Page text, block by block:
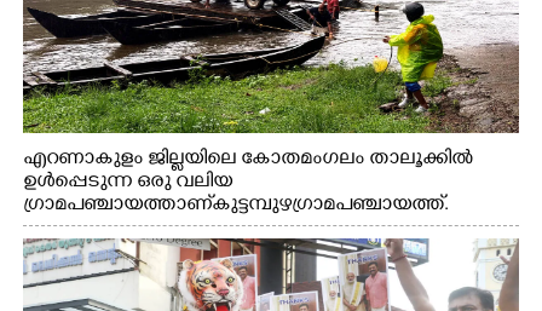
എറണാകുളം ജില്ലയിലെ കോതമംഗലം താലൂക്കിൽ
ഉൾപ്പെടുന്ന ഒരു വലിയ
ഗ്രാമപഞ്ചായത്താണ് കുട്ടമ്പുഴ ഗ്രാമ പഞ്ചായത്ത്.
ആദിവാസി ഊരുകളായ വെള്ളാരംകുത്ത്, കത്തിപ്പാറ,
ഉറിയംപെട്ടി, തേക്കല്ല്, വെട്ടിക്കല്ല്, മഞ്ചപ്പാറ എന്നീ ആറു
സ്ഥലങ്ങളിലേക്കുള്ള പ്രധാന സഞ്ചാര മാർഗമാണ് ഈ
കാണുന്ന കടത്ത് വള്ളം